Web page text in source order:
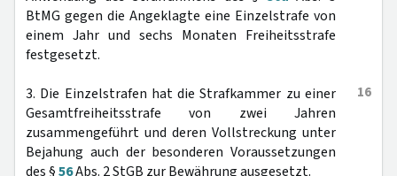
BtMG gegen die Angeklagte eine Einzelstrafe von
einem Jahr und sechs Monaten Freiheitsstrafe
festgesetzt.
16
3. Die Einzelstrafen hat die Strafkammer zu einer
Gesamtfreiheitsstrafe von zwei Jahren
zusammengeführt und deren Vollstreckung unter
Bejahung auch der besonderen Voraussetzungen
des §56Abs. 2 StGB zur Bewährung ausgesetzt.